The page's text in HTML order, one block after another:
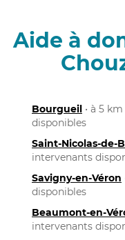
Aide à
Bourgueil • à 5
disponibles
Saint-Nicolas-de-
intervenants
Savigny-en-Véron
disponibles
Beaumont-en-
intervenants